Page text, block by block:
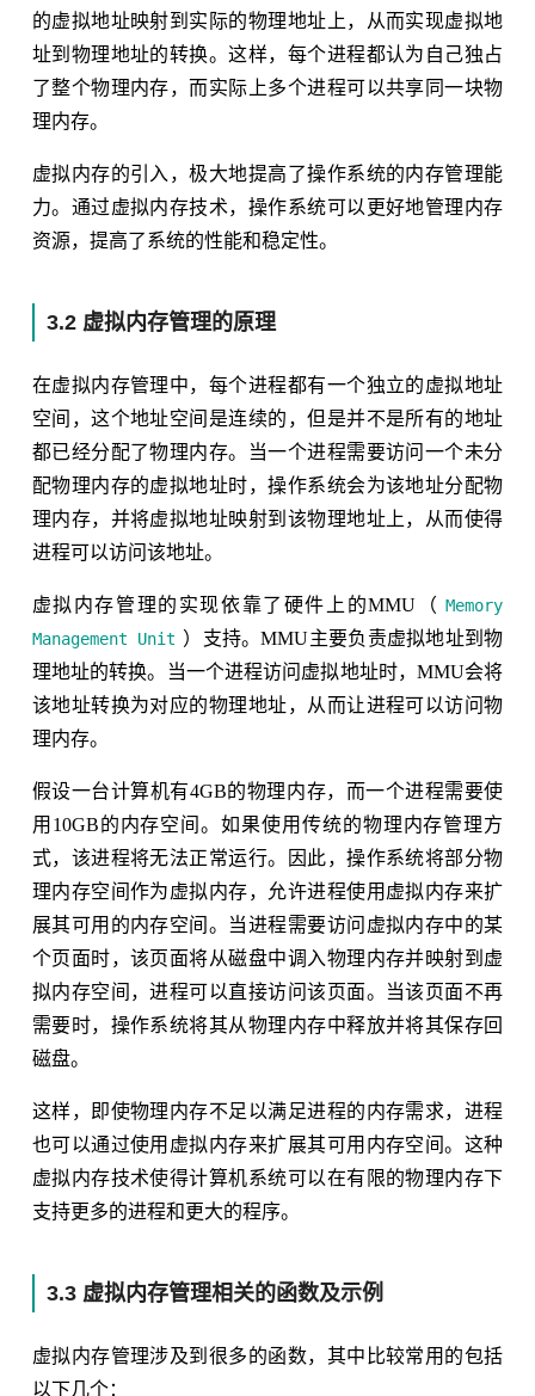
的虚拟地址映射到实际的物理地址上，从而实现虚拟地
址到物理地址的转换。这样，每个进程都认为自己独占
了整个物理内存，而实际上多个进程可以共享同一块物
理内存。
虚拟内存的引入，极大地提高了操作系统的内存管理能
力。通过虚拟内存技术，操作系统可以更好地管理内存
资源，提高了系统的性能和稳定性。
3.2 虚拟内存管理的原理
在虚拟内存管理中，每个进程都有一个独立的虚拟地址
空间，这个地址空间是连续的，但是并不是所有的地址
都已经分配了物理内存。当一个进程需要访问一个未分
配物理内存的虚拟地址时，操作系统会为该地址分配物
理内存，并将虚拟地址映射到该物理地址上，从而使得
进程可以访问该地址。
虚拟内存管理的实现依靠了硬件上的MMU（ Memory
Management Unit ）支持。MMU主要负责虚拟地址到物
理地址的转换。当一个进程访问虚拟地址时，MMU会将
该地址转换为对应的物理地址，从而让进程可以访问物
理内存。
假设一台计算机有4GB的物理内存，而一个进程需要使
用10GB的内存空间。如果使用传统的物理内存管理方
式，该进程将无法正常运行。因此，操作系统将部分物
理内存空间作为虚拟内存，允许进程使用虚拟内存来扩
展其可用的内存空间。当进程需要访问虚拟内存中的某
个页面时，该页面将从磁盘中调入物理内存并映射到虚
拟内存空间，进程可以直接访问该页面。当该页面不再
需要时，操作系统将其从物理内存中释放并将其保存回
磁盘。
这样，即使物理内存不足以满足进程的内存需求，进程
也可以通过使用虚拟内存来扩展其可用内存空间。这种
虚拟内存技术使得计算机系统可以在有限的物理内存下
支持更多的进程和更大的程序。
3.3 虚拟内存管理相关的函数及示例
虚拟内存管理涉及到很多的函数，其中比较常用的包括
以下几个：